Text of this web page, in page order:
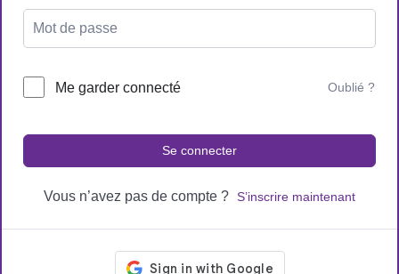
Me garder connecté Oublié ?
Se connecter
Vous n’avez pas de compte ? S’inscrire maintenant